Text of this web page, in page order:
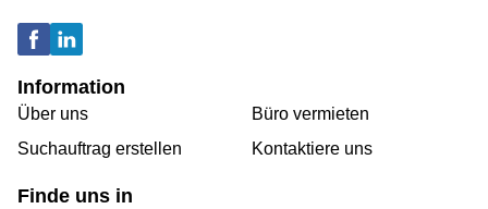
Information
Über uns
Suchauftrag erstellen
Büro vermieten
Kontaktiere uns
Finde uns in